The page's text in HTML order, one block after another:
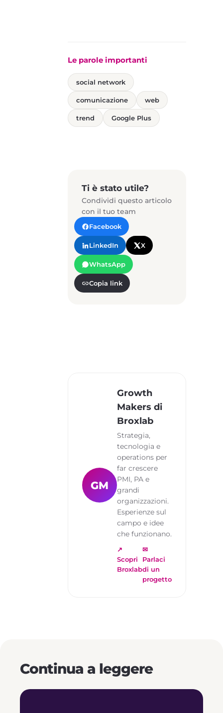
Le parole importanti
social network
comunicazione web
trend Google Plus
Ti è stato utile?
Condividi questo articolo
con il tuo team
Facebook
LinkedIn X
WhatsApp
Copia link
GM
Growth
Makers di
Broxlab
Strategia,
tecnologia e
operations per
far crescere
PMI, PA e
grandi
organizzazioni.
Esperienze sul
campo e idee
che funzionano.
↗
Scopri
Broxlab
✉
Parlaci
di un
progetto
Continua a leggere